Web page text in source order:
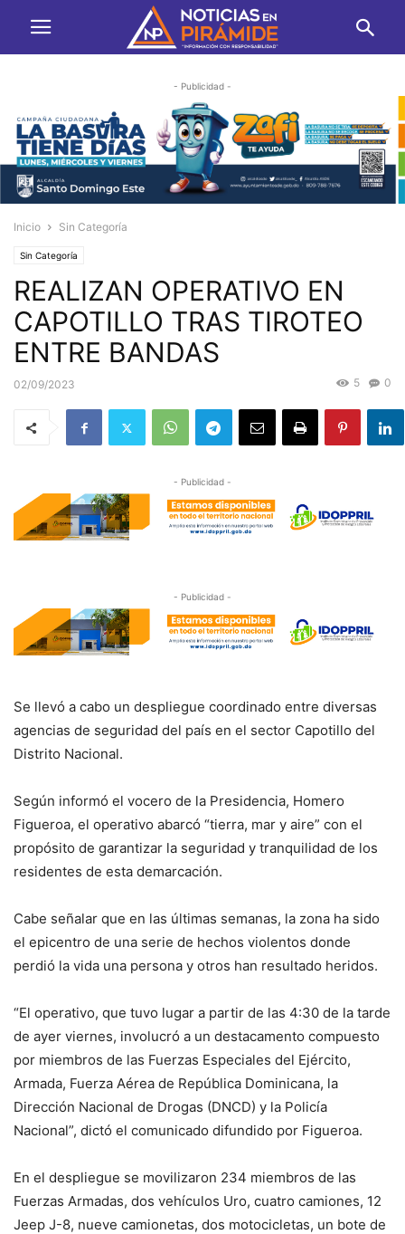
- Publicidad -
Inicio Sin Categoría
Sin Categoría
REALIZAN OPERATIVO EN
CAPOTILLO TRAS TIROTEO
ENTRE BANDAS
02/09/2023 0
5
- Publicidad -
- Publicidad -
Se llevó a cabo un despliegue coordinado entre diversas
agencias de seguridad del país en el sector Capotillo del
Distrito Nacional.
Según informó el vocero de la Presidencia, Homero
Figueroa, el operativo abarcó “tierra, mar y aire” con el
propósito de garantizar la seguridad y tranquilidad de los
residentes de esta demarcación.
Cabe señalar que en las últimas semanas, la zona ha sido
el epicentro de una serie de hechos violentos donde
perdió la vida una persona y otros han resultado heridos.
“El operativo, que tuvo lugar a partir de las 4:30 de la tarde
de ayer viernes, involucró a un destacamento compuesto
por miembros de las Fuerzas Especiales del Ejército,
Armada, Fuerza Aérea de República Dominicana, la
Dirección Nacional de Drogas (DNCD) y la Policía
Nacional”, dictó el comunicado difundido por Figueroa.
En el despliegue se movilizaron 234 miembros de las
Fuerzas Armadas, dos vehículos Uro, cuatro camiones, 12
Jeep J-8, nueve camionetas, dos motocicletas, un bote de